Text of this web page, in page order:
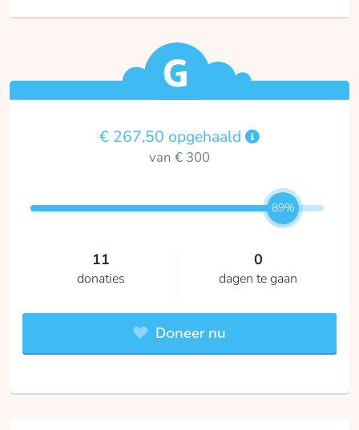
€ 267,50 opgehaald
van € 300
89%
11
donaties
0
dagen te gaan
Doneer nu